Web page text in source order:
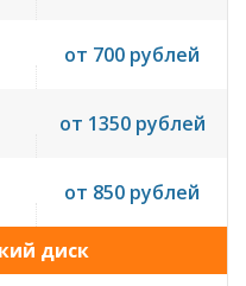
от 700 рублей
от 1350 рублей
от 850 рублей
диск